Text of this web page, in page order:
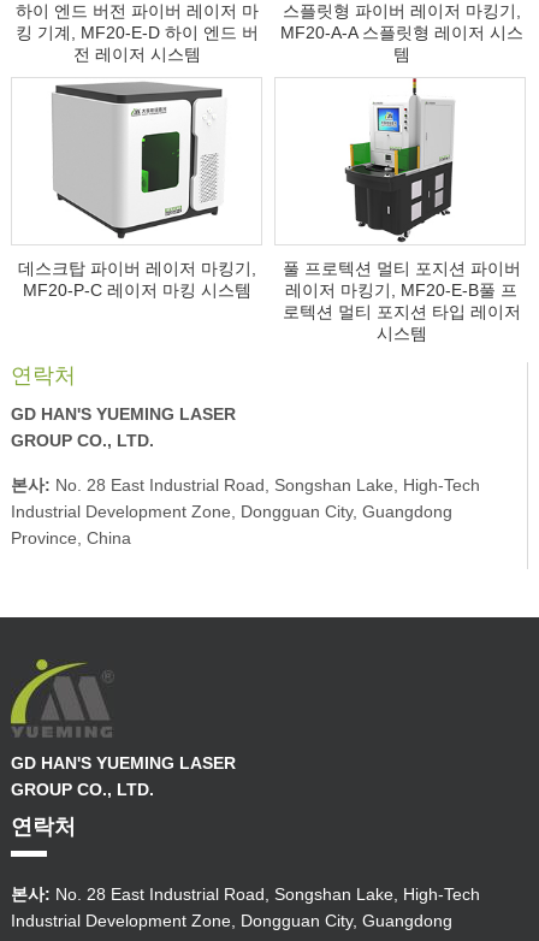
하이 엔드 버전 파이버 레이저 마
킹 기계, MF20-E-D 하이 엔드 버
전 레이저 시스템
스플릿형 파이버 레이저 마킹기,
MF20-A-A 스플릿형 레이저 시스
템
데스크탑 파이버 레이저 마킹기,
MF20-P-C 레이저 마킹 시스템
풀 프로텍션 멀티 포지션 파이버
레이저 마킹기, MF20-E-B풀 프
로텍션 멀티 포지션 타입 레이저
시스템
연락처
GD HAN'S YUEMING LASER
GROUP CO., LTD.
본사: No. 28 East Industrial Road, Songshan Lake, High-Tech
Industrial Development Zone, Dongguan City, Guangdong
Province, China
GD HAN'S YUEMING LASER
GROUP CO., LTD.
연락처
본사: No. 28 East Industrial Road, Songshan Lake, High-Tech
Industrial Development Zone, Dongguan City, Guangdong